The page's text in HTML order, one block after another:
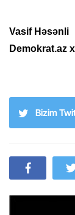
Vasif Həsənli
Demokrat.az
Bizim